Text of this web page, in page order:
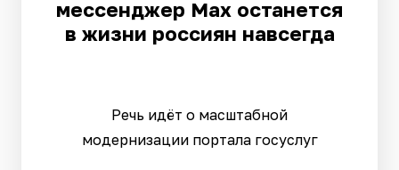
мессенджер Max останется
в жизни россиян навсегда
Речь идёт о масштабной
модернизации портала госуслуг